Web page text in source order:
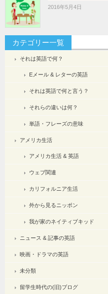
2016年5月4日
カテゴリー一覧
それは英語で何？
Eメール & レターの英語
それは英語で何と言う？
それらの違いは何？
単語・フレーズの意味
アメリカ生活
アメリカ生活 & 英語
ウェブ関連
カリフォルニア生活
外から見るニッポン
我が家のネイティブキッド
ニュース & 記事の英語
映画・ドラマの英語
未分類
留学生時代の(旧)ブログ